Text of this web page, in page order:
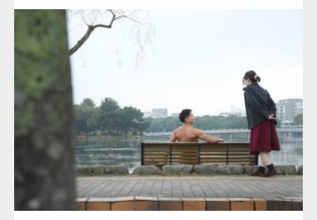
公園のマッチョ AKIHITO(細マッチョ) 背中
ダウンロード